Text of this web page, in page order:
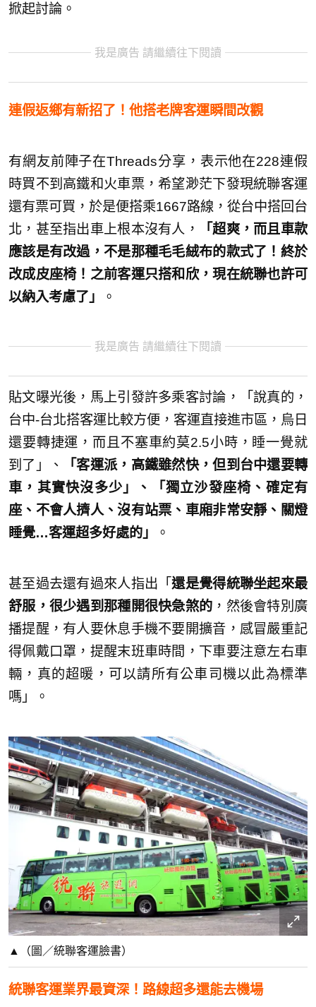
掀起討論。
我是廣告 請繼續往下閱讀
連假返鄉有新招了！他搭老牌客運瞬間改觀
有網友前陣子在Threads分享，表示他在228連假
時買不到高鐵和火車票，希望渺茫下發現統聯客運
還有票可買，於是便搭乘1667路線，從台中搭回台
北，甚至指出車上根本沒有人，
「超爽，而且車款
應該是有改過，不是那種毛毛絨布的款式了！終於
改成皮座椅！之前客運只搭和欣，現在統聯也許可
以納入考慮了」
。
我是廣告 請繼續往下閱讀
貼文曝光後，馬上引發許多乘客討論，「說真的，
台中-台北搭客運比較方便，客運直接進市區，烏日
還要轉捷運，而且不塞車約莫2.5小時，睡一覺就
到了」、
「客運派，高鐵雖然快，但到台中還要轉
車，其實快沒多少」、「獨立沙發座椅、確定有
座、不會人擠人、沒有站票、車廂非常安靜、關燈
睡覺…客運超多好處的」
。
甚至過去還有過來人指出「還是覺得統聯坐起來最
舒服，很少遇到那種開很快急煞的 ，然後會特別廣
播提醒，有人要休息手機不要開擴音，感冒嚴重記
得佩戴口罩，提醒末班車時間，下車要注意左右車
輛，真的超暖，可以請所有公車司機以此為標準
嗎」。
▲（圖／統聯客運臉書）
統聯客運業界最資深！路線超多還能去機場